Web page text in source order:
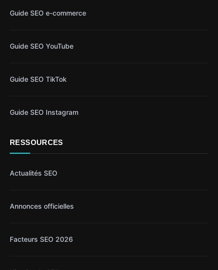
Guide SEO e-commerce
Guide SEO YouTube
Guide SEO TikTok
Guide SEO Instagram
RESSOURCES
Actualités SEO
Annonces officielles
Facteurs SEO 2026